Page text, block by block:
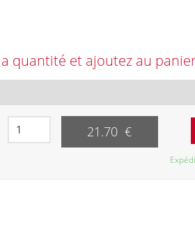
quantité et ajoutez au
21.70 €